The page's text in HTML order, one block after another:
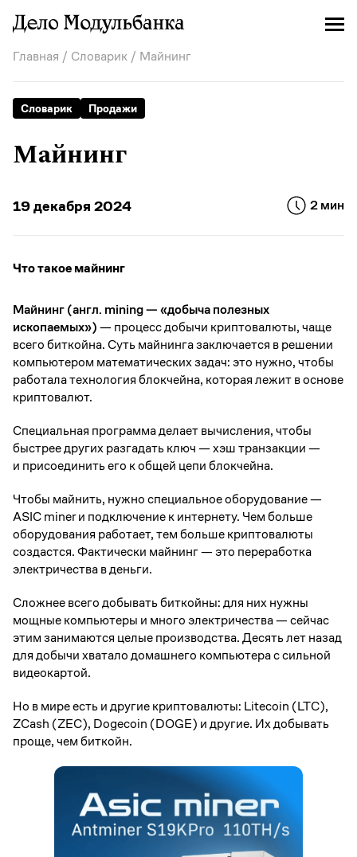
Главная / Словарик / Майнинг
Словарик Продажи
Майнинг
19 декабря 2024 2 мин
Что такое майнинг
Майнинг (англ. mining — «добыча полезных
ископаемых»)— процесс добычи криптовалюты, чаще
всего биткойна. Суть майнинга заключается в решении
компьютером математических задач: это нужно, чтобы
работала технология блокчейна, которая лежит в основе
криптовалют.
Специальная программа делает вычисления, чтобы
быстрее других разгадать ключ — хэш транзакции —
и присоединить его к общей цепи блокчейна.
Чтобы майнить, нужно специальное оборудование —
ASIC miner и подключение к интернету. Чем больше
оборудования работает, тем больше криптовалюты
создастся. Фактически майнинг — это переработка
электричества в деньги.
Сложнее всего добывать биткойны: для них нужны
мощные компьютеры и много электричества — сейчас
этим занимаются целые производства. Десять лет назад
для добычи хватало домашнего компьютера с сильной
видеокартой.
Но в мире есть и другие криптовалюты: Litecoin (LTC),
ZCash (ZEC), Dogecoin (DOGE) и другие. Их добывать
проще, чем биткойн.